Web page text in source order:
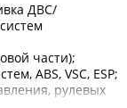
ДВС/
части);
ABS, VSC, ESP;
рулевых